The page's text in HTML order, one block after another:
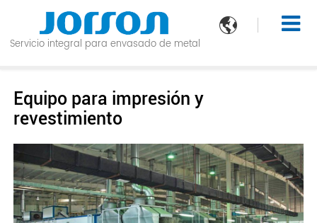

Servicio integral para envasado de metal
Equipo para impresión y
revestimiento